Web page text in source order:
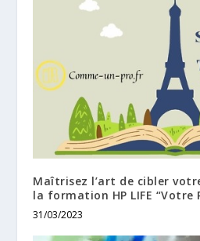
Maîtrisez l’art de cibler
la formation HP LIFE “Votre
31/03/2023